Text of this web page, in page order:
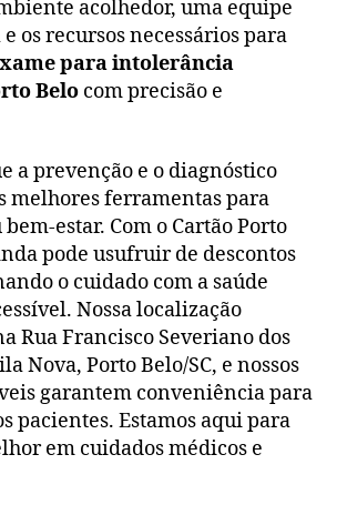
acolhedor, uma equipe
os recursos necessários para
para intolerância
Belo com precisão e
a prevenção e o diagnóstico
melhores ferramentas para
estar. Com o Cartão Porto
pode usufruir de descontos
o cuidado com a saúde
Nossa localização
Rua Francisco Severiano dos
Nova, Porto Belo/SC, e nossos
garantem conveniência para
pacientes. Estamos aqui para
em cuidados médicos e